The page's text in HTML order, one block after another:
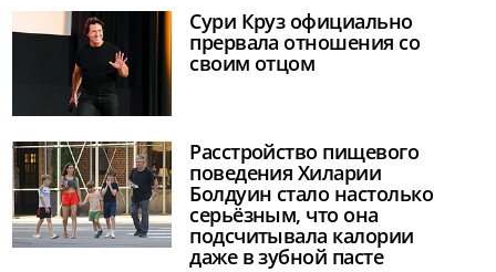
Сури Круз официально
прервала отношения со
своим отцом
Расстройство пищевого
поведения Хиларии
Болдуин стало настолько
серьёзным, что она
подсчитывала калории
даже в зубной пасте